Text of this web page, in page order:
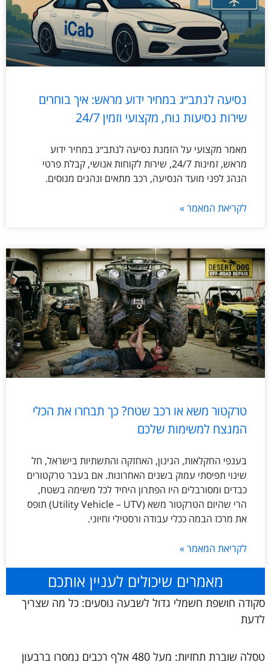
נסיעה לנתב״ג במחיר ידוע מראש: איך בוחרים
שירות נסיעות נוח, מקצועי וזמין 24/7
מאמר מקצועי על הזמנת נסיעה לנתב״ג במחיר ידוע
מראש, זמינות 24/7, שירות לקוחות אנושי, קבלת פרטי
הנהג לפני מועד הנסיעה, רכב מתאים ונהגים מנוסים.
לקריאת המאמר »
טרקטור משא או רכב שטח? כך תבחרו את הכלי
המנצח למשימות שלכם
בענפי החקלאות, הגינון, האחזקה והתשתיות בישראל, חל
שינוי תפיסתי עמוק בשנים האחרונות. אם בעבר טרקטורים
כבדים ומסורבלים היו הפתרון היחיד לכל משימה בשטח,
הרי שהיום הטרקטור משא (Utility Vehicle – UTV) תופס
את מרכז הבמה ככלי עבודה ורסטילי וחיוני.
לקריאת המאמר »
מאמרים שיכולים לעניין אותכם
סקודה חושפת חשמלי גדול לשבעה נוסעים: כל מה שצריך
לדעת
טסלה שוברת תחזיות: מעל 480 אלף רכבים נמסרו ברבעון